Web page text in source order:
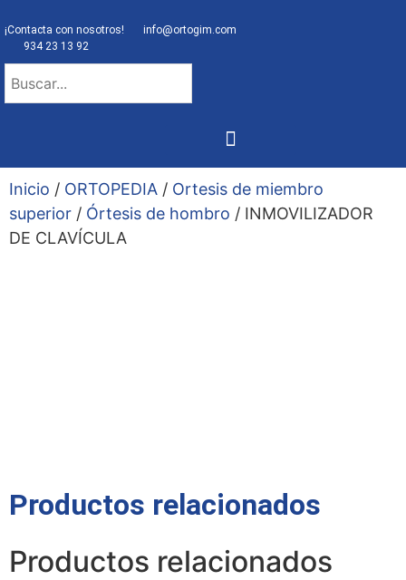
¡Contacta con nosotros!
info@ortogim.com
934 23 13 92
Inicio / ORTOPEDIA / Ortesis de miembro
superior / Órtesis de hombro / INMOVILIZADOR
DE CLAVÍCULA
Productos relacionados
Productos relacionados